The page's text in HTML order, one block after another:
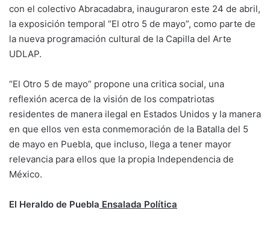
con el colectivo Abracadabra, inauguraron este 24 de abril,
la exposición temporal “El otro 5 de mayo”, como parte de
la nueva programación cultural de la Capilla del Arte
UDLAP.
“El Otro 5 de mayo” propone una critica social, una
reflexión acerca de la visión de los compatriotas
residentes de manera ilegal en Estados Unidos y la manera
en que ellos ven esta conmemoración de la Batalla del 5
de mayo en Puebla, que incluso, llega a tener mayor
relevancia para ellos que la propia Independencia de
México.
El Heraldo de Puebla Ensalada Política